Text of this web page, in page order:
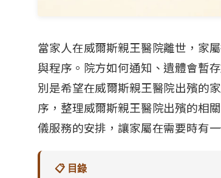
當家人在威爾斯親王醫院離世，家
與程序。院方如何通知、遺體會暫
別是希望在威爾斯親王醫院出殯的
序，整理威爾斯親王醫院出殯的相
儀服務的安排，讓家屬在需要時有
📋 目錄